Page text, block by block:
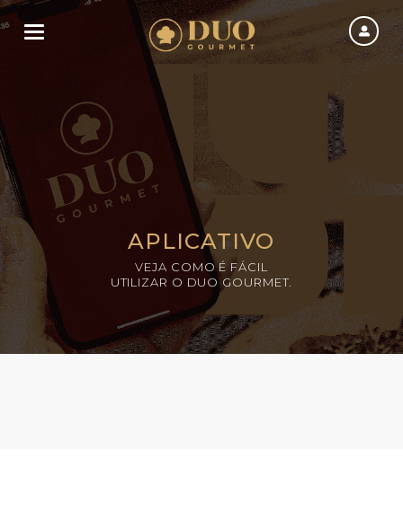
Toggle navigation
APLICATIVO
VEJA COMO É FÁCIL
UTILIZAR O DUO GOURMET.